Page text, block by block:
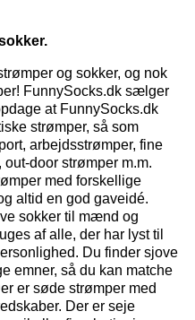
og sokker, og nok
FunnySocks.dk sælger
at FunnySocks.dk
strømper, så som
arbejdsstrømper, fine
door strømper m.m.
med forskellige
altid en god gaveidé.
sokker til mænd og
af alle, der har lyst til
Du finder sjove
emner, så du kan matche
er søde strømper med
Der er seje